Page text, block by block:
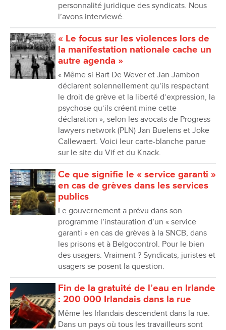
personnalité juridique des syndicats. Nous
l’avons interviewé.
« Le focus sur les violences lors de
la manifestation nationale cache un
autre agenda »
« Même si Bart De Wever et Jan Jambon
déclarent solennellement qu’ils respectent
le droit de grève et la liberté d’expression, la
psychose qu’ils créent mine cette
déclaration », selon les avocats de Progress
lawyers network (PLN) Jan Buelens et Joke
Callewaert. Voici leur carte-blanche parue
sur le site du Vif et du Knack.
Ce que signifie le « service garanti »
en cas de grèves dans les services
publics
Le gouvernement a prévu dans son
programme l’instauration d’un « service
garanti » en cas de grèves à la SNCB, dans
les prisons et à Belgocontrol. Pour le bien
des usagers. Vraiment ? Syndicats, juristes et
usagers se posent la question.
Fin de la gratuité de l’eau en Irlande
: 200 000 Irlandais dans la rue
Même les Irlandais descendent dans la rue.
Dans un pays où tous les travailleurs sont